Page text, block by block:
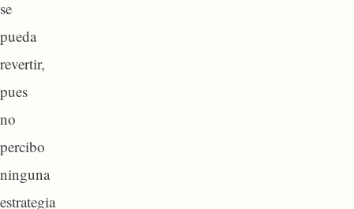
se
pueda
revertir,
pues
no
percibo
ninguna
estrategia